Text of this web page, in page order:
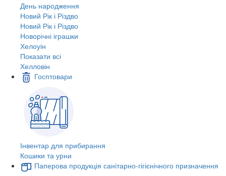
День народження
Новий Рік і Різдво
Новий Рік і Різдво
Новорічні іграшки
Хелоуін
Показати всі
Хелловін
Госптовари
Інвентар для прибирання
Кошики та урни
Паперова продукція санітарно-гігієнічного призначення